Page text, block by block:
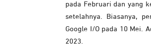
pada Februari dan yang
setelahnya. Biasanya,
Google I/O pada 10 Mei.
2023.